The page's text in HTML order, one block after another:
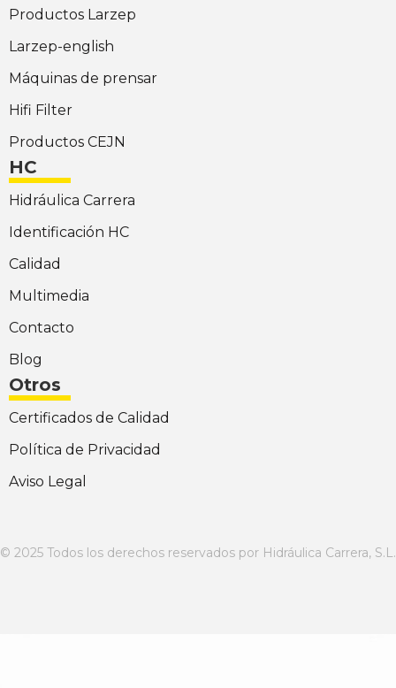
Productos Larzep
Larzep-english
Máquinas de prensar
Hifi Filter
Productos CEJN
HC
Hidráulica Carrera
Identificación HC
Calidad
Multimedia
Contacto
Blog
Otros
Certificados de Calidad
Política de Privacidad
Aviso Legal
© 2025 Todos los derechos reservados por Hidráulica Carrera, S.L.